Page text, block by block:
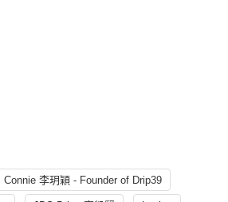
Connie 李玥穎 - Founder of Drip39